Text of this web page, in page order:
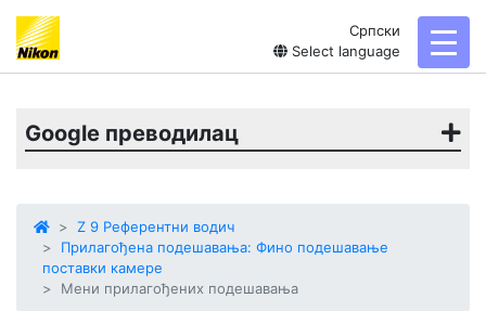
Српски
Select language
Google преводилац
Z 9 Референтни водич
Прилагођена подешавања: Фино подешавање
поставки камере
Мени прилагођених подешавања